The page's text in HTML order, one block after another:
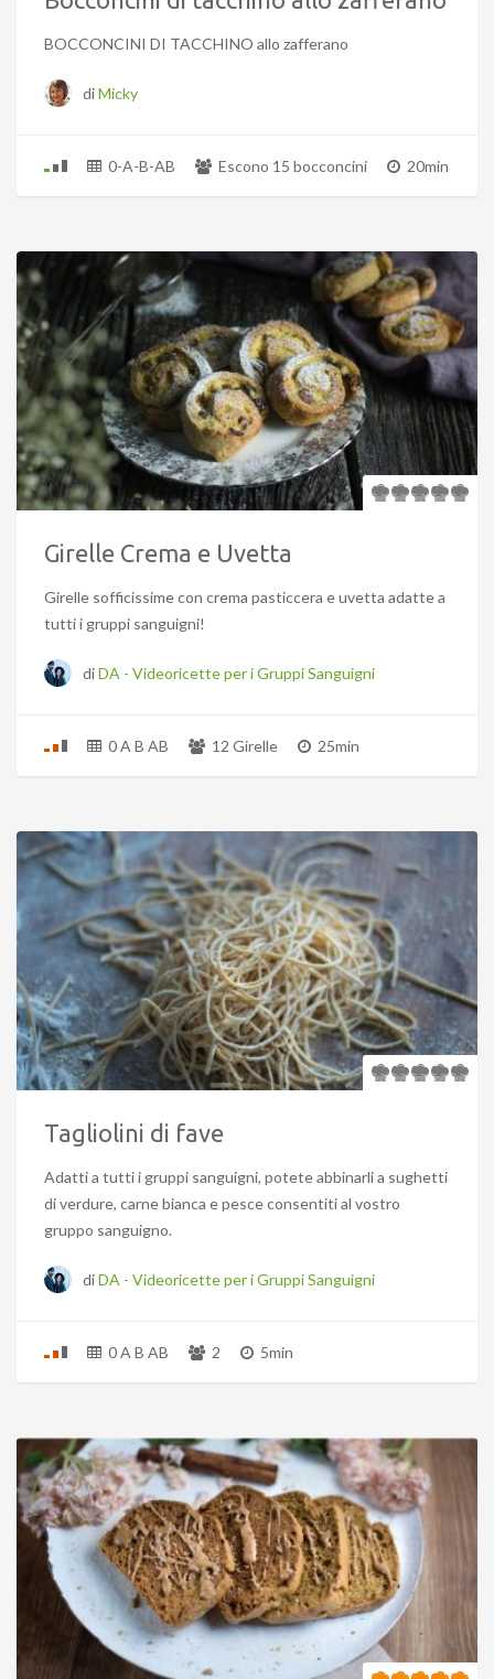
BOCCONCINI DI TACCHINO allo zafferano
diMicky
0-A-B-AB Escono 15 bocconcini 20min
Girelle Crema e Uvetta
Girelle sofficissime con crema pasticcera e uvetta adatte a
tutti i gruppi sanguigni!
diDA - Videoricette per i Gruppi Sanguigni
0 A B AB 12 Girelle 25min
Tagliolini di fave
Adatti a tutti i gruppi sanguigni, potete abbinarli a sughetti
di verdure, carne bianca e pesce consentiti al vostro
gruppo sanguigno.
diDA - Videoricette per i Gruppi Sanguigni
0 A B AB 2 5min